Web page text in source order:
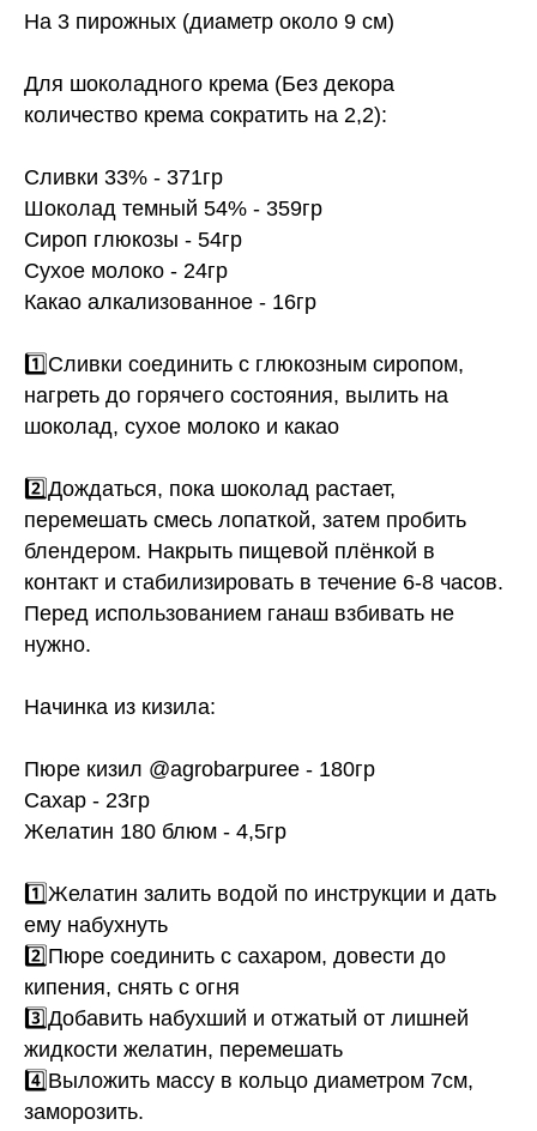
На 3 пирожных (диаметр около 9 см)
Для шоколадного крема (Без декора
количество крема сократить на 2,2):
Сливки 33% - 371гр
Шоколад темный 54% - 359гр
Сироп глюкозы - 54гр
Сухое молоко - 24гр
Какао алкализованное - 16гр
1️⃣Сливки соединить с глюкозным сиропом,
нагреть до горячего состояния, вылить на
шоколад, сухое молоко и какао
2️⃣Дождаться, пока шоколад растает,
перемешать смесь лопаткой, затем пробить
блендером. Накрыть пищевой плёнкой в
контакт и стабилизировать в течение 6-8 часов.
Перед использованием ганаш взбивать не
нужно.
Начинка из кизила:
Пюре кизил @agrobarpuree - 180гр
Сахар - 23гр
Желатин 180 блюм - 4,5гр
1️⃣Желатин залить водой по инструкции и дать
ему набухнуть
2️⃣Пюре соединить с сахаром, довести до
кипения, снять с огня
3️⃣Добавить набухший и отжатый от лишней
жидкости желатин, перемешать
4️⃣Выложить массу в кольцо диаметром 7см,
заморозить.